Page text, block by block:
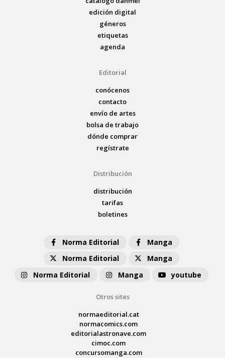
edición digital
géneros
etiquetas
agenda
Editorial
conócenos
contacto
envío de artes
bolsa de trabajo
dónde comprar
regístrate
Distribución
distribución
tarifas
boletines
Norma Editorial
Manga
Norma Editorial
Manga
Norma Editorial
Manga youtube
Otros sites
normaeditorial.cat
normacomics.com
editorialastronave.com
cimoc.com
concursomanga.com